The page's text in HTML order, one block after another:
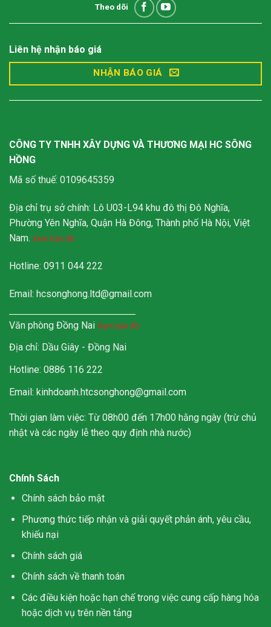
Theo dõi
Liên hệ nhận báo giá
NHẬN BÁO GIÁ
CÔNG TY TNHH XÂY DỰNG VÀ THƯƠNG MẠI HC SÔNG
HỒNG
Mã số thuế: 0109645359
Địa chỉ trụ sở chính: Lô U03-L94 khu đô thị Đô Nghĩa,
Phường Yên Nghĩa, Quận Hà Đông, Thành phố Hà Nội, Việt
Nam. Xem bản đồ
Hotline: 0911 044 222
Email: hcsonghong.ltd@gmail.com
Văn phòng Đồng Nai Xem bản đồ
Địa chỉ: Dầu Giây - Đồng Nai
Hotline: 0886 116 222
Email: kinhdoanh.htcsonghong@gmail.com
Thời gian làm việc: Từ 08h00 đến 17h00 hằng ngày (trừ chủ
nhật và các ngày lễ theo quy định nhà nước)
Chính Sách
Chính sách bảo mật
Phương thức tiếp nhận và giải quyết phản ánh, yêu cầu,
khiếu nại
Chính sách giá
Chính sách về thanh toán
Các điều kiện hoặc hạn chế trong việc cung cấp hàng hóa
hoặc dịch vụ trên nền tảng